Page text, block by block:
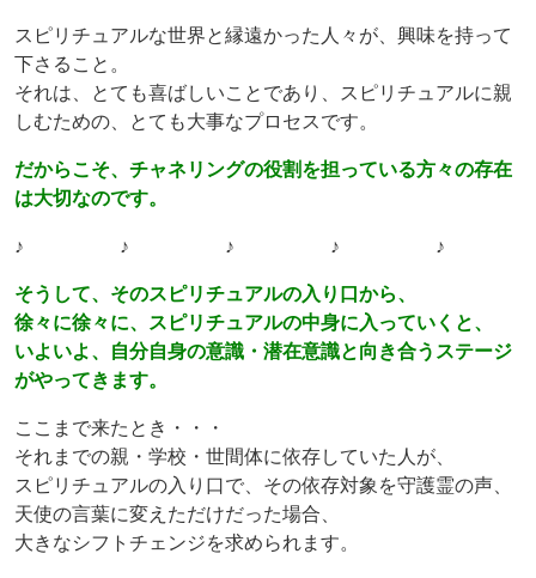
スピリチュアルな世界と縁遠かった人々が、興味を持って
下さること。
それは、とても喜ばしいことであり、スピリチュアルに親
しむための、とても大事なプロセスです。
だからこそ、チャネリングの役割を担っている方々の存在
は大切なのです。
♪ ♪ ♪ ♪ ♪
そうして、そのスピリチュアルの入り口から、
徐々に徐々に、スピリチュアルの中身に入っていくと、
いよいよ、自分自身の意識・潜在意識と向き合うステージ
がやってきます。
ここまで来たとき・・・
それまでの親・学校・世間体に依存していた人が、
スピリチュアルの入り口で、その依存対象を守護霊の声、
天使の言葉に変えただけだった場合、
大きなシフトチェンジを求められます。